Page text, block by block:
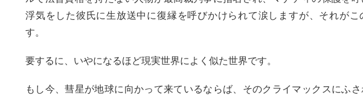
浮気をした彼氏に生放送中に復縁を呼びかけられて涙しますが、それがこ
す。
要するに、いやになるほど現実世界によく似た世界です。
もし今、彗星が地球に向かって来ているならば、そのクライマックスにふ